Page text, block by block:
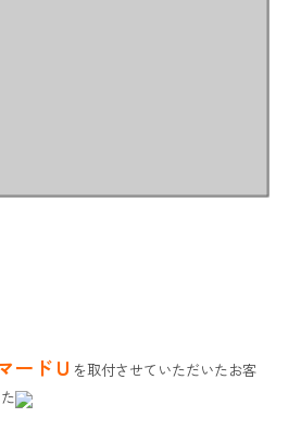
ードＵ を取付させていただいたお客